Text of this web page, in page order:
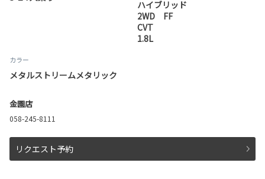
ハイブリッド
2WD FF
CVT
1.8L
カラー
メタルストリームメタリック
金園店
058-245-8111
リクエスト予約